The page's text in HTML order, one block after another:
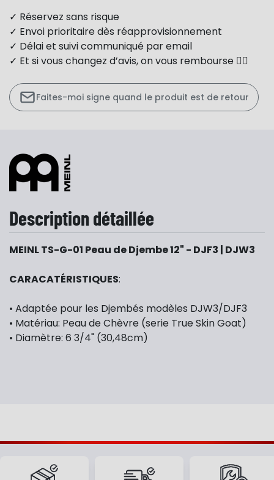
✓ Réservez sans risque
✓ Envoi prioritaire dès réapprovisionnement
✓ Délai et suivi communiqué par email
✓ Et si vous changez d’avis, on vous rembourse 👍🏻
Faites-moi signe quand le produit est de retour
Description détaillée
MEINL TS-G-01 Peau de Djembe 12" - DJF3 | DJW3
CARACATÉRISTIQUES:
• Adaptée pour les Djembés modèles DJW3/DJF3
• Matériau: Peau de Chèvre (serie True Skin Goat)
• Diamètre: 6 3/4" (30,48cm)